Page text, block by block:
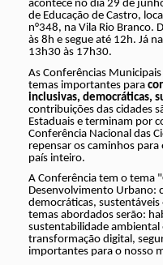
acontece no dia 29 de
de Educação de Castro,
n°348, na Vila Rio Branco.
às 8h e segue até 12h. Já
13h30 às 17h30.
As Conferências
temas importantes para
inclusivas, democráticas,
contribuições das cidades
Estaduais e terminam por
Conferência Nacional das
repensar os caminhos
país inteiro.
A Conferência tem o tema
Desenvolvimento Urbano:
democráticas, sustentáveis
temas abordados serão:
sustentabilidade ambiental
transformação digital,
importantes para o nosso